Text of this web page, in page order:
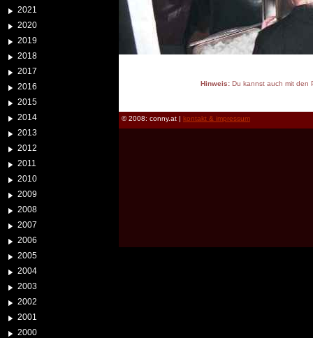
2021
2020
2019
2018
2017
2016
2015
2014
2013
2012
2011
2010
2009
2008
2007
2006
2005
2004
2003
2002
2001
2000
Hinweis:Du kannst auch mit den
© 2008: conny.at | kontakt & impressum